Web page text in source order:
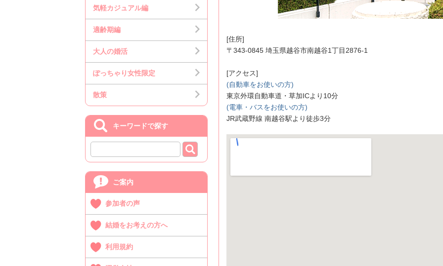
気軽カジュアル編
適齢期編
大人の婚活
ぽっちゃり女性限定
散策
キーワードで探す
ご案内
参加者の声
結婚をお考えの方へ
利用規約
[住所]
〒343-0845 埼玉県越谷市南越谷1丁目2876-1
[アクセス]
(自動車をお使いの方)
東京外環自動車道・草加ICより10分
(電車・バスをお使いの方)
JR武蔵野線 南越谷駅より徒歩3分